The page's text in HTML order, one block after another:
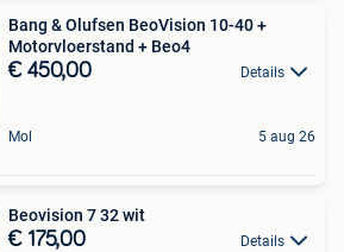
Bang & Olufsen BeoVision 10-40 +
Motorvloerstand + Beo4
€ 450,00 Details
Mol 5 aug 26
Beovision 7 32 wit
€ 175,00 Details